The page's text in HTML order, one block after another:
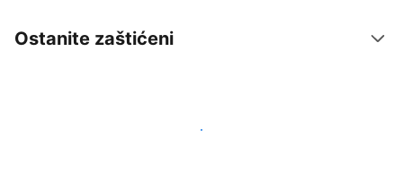
Ostanite zaštićeni